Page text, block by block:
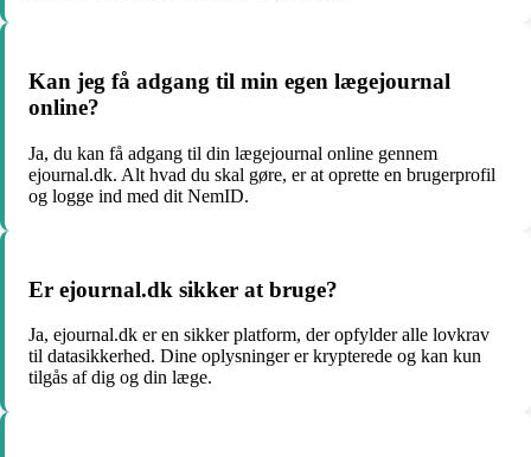
Kan jeg få adgang til min egen lægejournal
online?
Ja, du kan få adgang til din lægejournal online gennem
ejournal.dk. Alt hvad du skal gøre, er at oprette en brugerprofil
og logge ind med dit NemID.
Er ejournal.dk sikker at bruge?
Ja, ejournal.dk er en sikker platform, der opfylder alle lovkrav
til datasikkerhed. Dine oplysninger er krypterede og kan kun
tilgås af dig og din læge.